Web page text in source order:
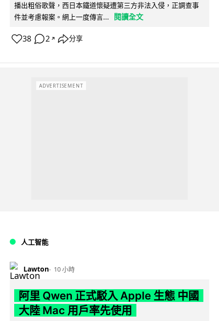
播出粗俗歌聲，西日本鐵道懷疑遭第三方非法入侵，正調查事
件並考慮報案。網上一度傳言...
閱讀全文
38 2 ↗ 分享
ADVERTISEMENT
人工智能
Lawton 10 小時
阿里 Qwen 正式駁入 Apple 生態 中國
大陸 Mac 用戶率先使用